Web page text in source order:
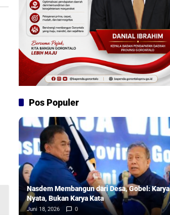
Pos Populer
Nasdem Membangun dari Desa, Gobel: Karya
Nyata, Bukan Karya Kata
Juni 18, 2026 0